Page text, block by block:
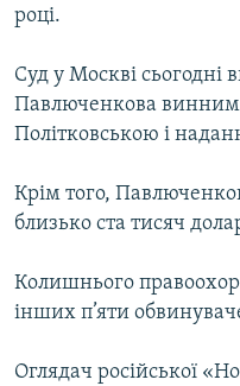
ДОЛУЧАЙСЯ!
Усі сайти RFE/RL
році.
Суд у Москві сьогодні
Павлюченкова винним
Політковською і
Крім того,
близько ста тисяч
Колишнього
інших п’яти
Оглядач російської